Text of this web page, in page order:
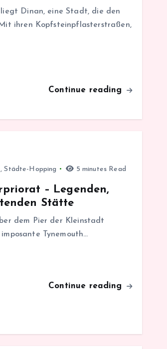
Dinan, eine Stadt, die den
ihren Kopfsteinpflasterstraßen,
Continue reading
,Städte-Hopping 5 minutes Read
– Legenden,
Stätte
dem Pier der Kleinstadt
Tynemouth…
Continue reading